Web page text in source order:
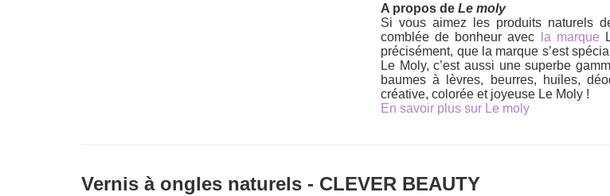
A propos deLe moly
Si vous aimez les produits naturels
comblée de bonheur avec
la marque
précisément, que la marque s’est
Le Moly, c’est aussi une superbe
baumes à lèvres, beurres, huiles,
créative, colorée et joyeuse Le Moly !
En savoir plus sur Le moly
Vernis à ongles naturels - CLEVER BEAUTY